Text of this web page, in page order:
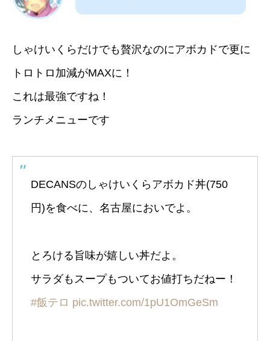
しゃけいくらだけでも贅沢なのにアボカドで更に
トロトロ加減がMAXに！
これは最強ですね！
ランチメニューです
DECANSのしゃけいくらアボカド丼(750
円)を食べに、名古屋においでよ。
とろける旨味が嬉しい丼だよ。
サラダもスープもついてお値打ちだねー！
#飯テロ pic.twitter.com/1pU1OmGeSm